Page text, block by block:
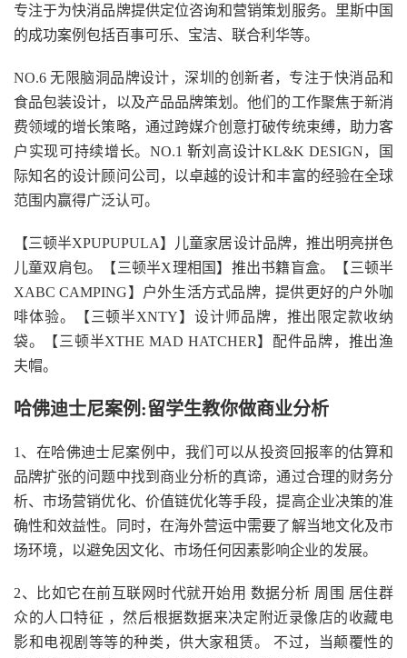
专注于为快消品牌提供定位咨询和营销策划服务。里斯中国
的成功案例包括百事可乐、宝洁、联合利华等。
NO.6 无限脑洞品牌设计，深圳的创新者，专注于快消品和
食品包装设计，以及产品品牌策划。他们的工作聚焦于新消
费领域的增长策略，通过跨媒介创意打破传统束缚，助力客
户实现可持续增长。NO.1 靳刘高设计KL&K DESIGN，国
际知名的设计顾问公司，以卓越的设计和丰富的经验在全球
范围内赢得广泛认可。
【三顿半XPUPUPULA】儿童家居设计品牌，推出明亮拼色
儿童双肩包。【三顿半X理相国】推出书籍盲盒。【三顿半
XABC CAMPING】户外生活方式品牌，提供更好的户外咖
啡体验。【三顿半XNTY】设计师品牌，推出限定款收纳
袋。【三顿半XTHE MAD HATCHER】配件品牌，推出渔
夫帽。
哈佛迪士尼案例:留学生教你做商业分析
1、在哈佛迪士尼案例中，我们可以从投资回报率的估算和
品牌扩张的问题中找到商业分析的真谛，通过合理的财务分
析、市场营销优化、价值链优化等手段，提高企业决策的准
确性和效益性。同时，在海外营运中需要了解当地文化及市
场环境，以避免因文化、市场任何因素影响企业的发展。
2、比如它在前互联网时代就开始用 数据分析 周围 居住群
众的人口特征 ，然后根据数据来决定附近录像店的收藏电
影和电视剧等等的种类，供大家租赁。 不过，当颠覆性的